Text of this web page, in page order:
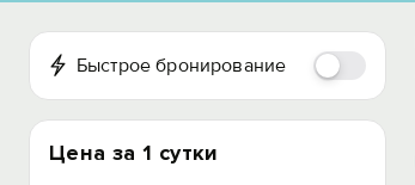
Быстрое бронирование
Цена за 1 сутки